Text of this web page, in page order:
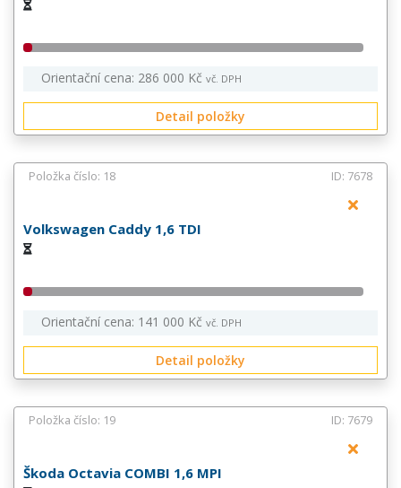
Orientační cena: 286 000 Kč vč. DPH
Detail položky
Položka číslo: 18 ID: 7678
Volkswagen Caddy 1,6 TDI
Orientační cena: 141 000 Kč vč. DPH
Detail položky
Položka číslo: 19 ID: 7679
Škoda Octavia COMBI 1,6 MPI